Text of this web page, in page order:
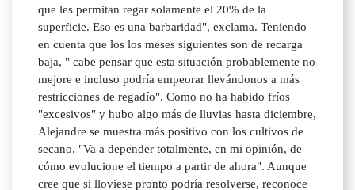
que les permitan regar solamente el 20% de la
superficie. Eso es una barbaridad", exclama. Teniendo
en cuenta que los los meses siguientes son de recarga
baja, " cabe pensar que esta situación probablemente no
mejore e incluso podría empeorar llevándonos a más
restricciones de regadío". Como no ha habido fríos
"excesivos" y hubo algo más de lluvias hasta diciembre,
Alejandre se muestra más positivo con los cultivos de
secano. "Va a depender totalmente, en mi opinión, de
cómo evolucione el tiempo a partir de ahora". Aunque
cree que si lloviese pronto podría resolverse, reconoce